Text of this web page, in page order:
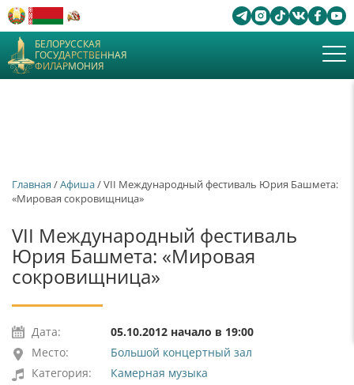
БЕЛОРУССКАЯ
ГОСУДАРСТВЕННАЯ
ФИЛАРМОНИЯ
Главная /Афиша/ VII Международный фестиваль Юрия Башмета:
«Мировая сокровищница»
VII Международный фестиваль
Юрия Башмета: «Мировая
сокровищница»
Дата:
05.10.2012 начало в 19:00
Место:
Большой концертный зал
Категория:
Камерная музыка